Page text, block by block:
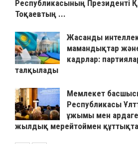
Республикасының Президенті
Тоқаевтың ...
Жасанды
мамандықтар
кадрлар:
талқылады
Мемлекет
Республикасы
ұжымы мен
жылдық мерейтоймен